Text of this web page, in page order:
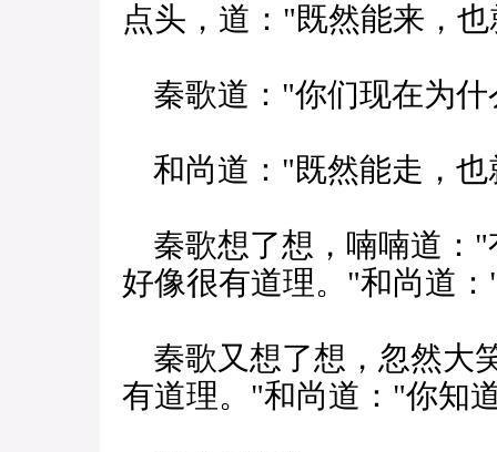
点头，道："既然能来，
秦歌道："你们现在为什
和尚道："既然能走，也
秦歌想了想，喃喃道："
好像很有道理。"和尚道
秦歌又想了想，忽然大
有道理。"和尚道："你知